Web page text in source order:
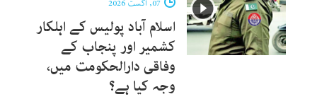
07, اگست 2026
اسلام آباد پولیس کے اہلکار
کشمیر اور پنجاب کے
وفاقی دارالحکومت میں،
وجہ کیا ہے؟